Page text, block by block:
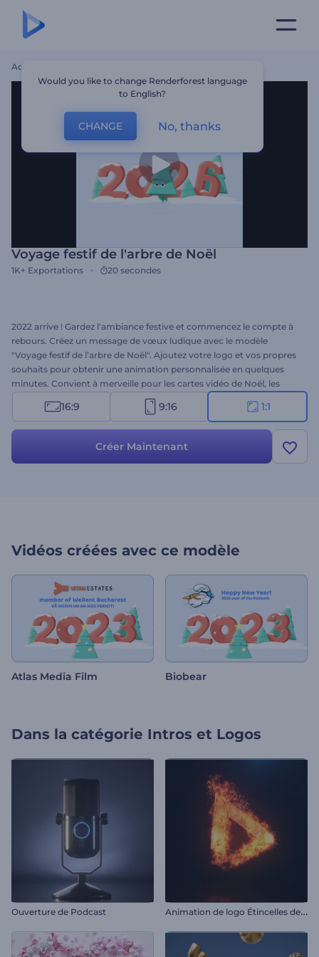
Accueil
Voyage festif de l'arbre de Noël
1K+ Exportations 20 secondes
2022 arrive ! Gardez l'ambiance festive et commencez le compte à
rebours. Créez un message de vœux ludique avec le modèle
"Voyage festif de l’arbre de Noël". Ajoutez votre logo et vos propres
souhaits pour obtenir une animation personnalisée en quelques
minutes. Convient à merveille pour les cartes vidéo de Noël, les
vœux du Nouvel An, les invitations à des fêtes, etc. Souriez à pleines
dents et répandez la bonne humeur. Essayez dès aujourd'hui !
16:9 9:16 1:1
Créer Maintenant
Vidéos créées avec ce modèle
Atlas Media Film Biobear
Dans la catégorie Intros et Logos
Ouverture de Podcast A
nimation de logo Étincelles de feu rapides
Would you like to change Renderforest language
to English?
CHANGE No, thanks